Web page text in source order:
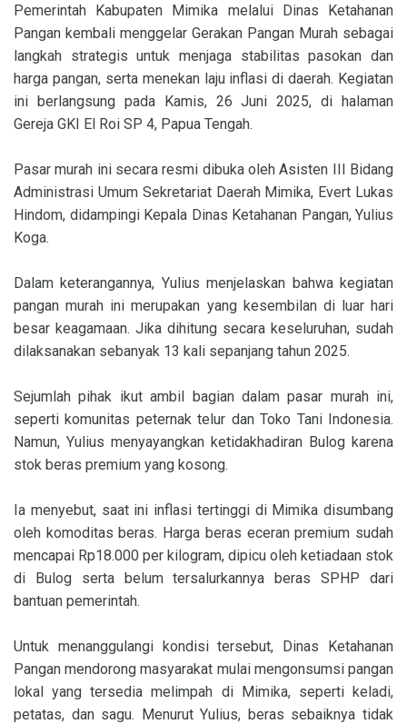
Pemerintah Kabupaten Mimika melalui Dinas Ketahanan
Pangan kembali menggelar Gerakan Pangan Murah sebagai
langkah strategis untuk menjaga stabilitas pasokan dan
harga pangan, serta menekan laju inflasi di daerah. Kegiatan
ini berlangsung pada Kamis, 26 Juni 2025, di halaman
Gereja GKI El Roi SP 4, Papua Tengah.
Pasar murah ini secara resmi dibuka oleh Asisten III Bidang
Administrasi Umum Sekretariat Daerah Mimika, Evert Lukas
Hindom, didampingi Kepala Dinas Ketahanan Pangan, Yulius
Koga.
Dalam keterangannya, Yulius menjelaskan bahwa kegiatan
pangan murah ini merupakan yang kesembilan di luar hari
besar keagamaan. Jika dihitung secara keseluruhan, sudah
dilaksanakan sebanyak 13 kali sepanjang tahun 2025.
Sejumlah pihak ikut ambil bagian dalam pasar murah ini,
seperti komunitas peternak telur dan Toko Tani Indonesia.
Namun, Yulius menyayangkan ketidakhadiran Bulog karena
stok beras premium yang kosong.
Ia menyebut, saat ini inflasi tertinggi di Mimika disumbang
oleh komoditas beras. Harga beras eceran premium sudah
mencapai Rp18.000 per kilogram, dipicu oleh ketiadaan stok
di Bulog serta belum tersalurkannya beras SPHP dari
bantuan pemerintah.
Untuk menanggulangi kondisi tersebut, Dinas Ketahanan
Pangan mendorong masyarakat mulai mengonsumsi pangan
lokal yang tersedia melimpah di Mimika, seperti keladi,
petatas, dan sagu. Menurut Yulius, beras sebaiknya tidak